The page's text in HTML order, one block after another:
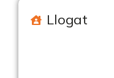
Llogat